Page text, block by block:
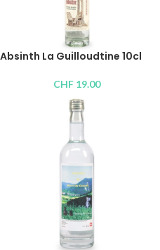
Absinth La Guilloudtine 10cl
CHF 19.00